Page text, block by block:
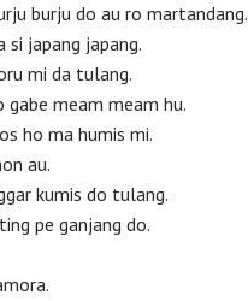
burju do au ro martandang.
si japang japang.
mi da tulang.
gabe meam meam hu.
ho ma humis mi.
au.
kumis do tulang.
pe ganjang do.